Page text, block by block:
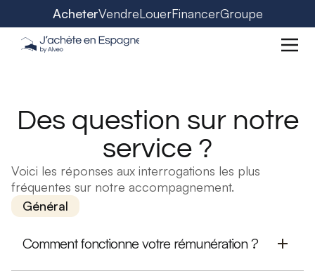
AcheterVendreLouerFinancerGroupe
Des question sur notre
service ?
Voici les réponses aux interrogations les plus
fréquentes sur notre accompagnement.
Général
Comment fonctionne votre rémunération ?